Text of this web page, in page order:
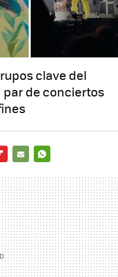
clave del
de conciertos
MAIL